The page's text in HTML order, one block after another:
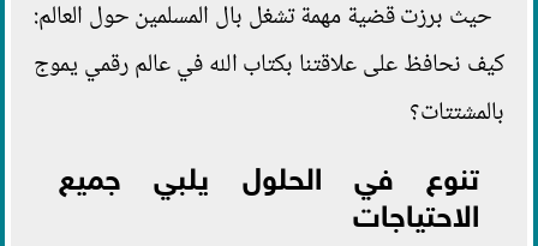
حيث برزت قضية مهمة تشغل بال المسلمين حول العالم:
كيف نحافظ على علاقتنا بكتاب الله في عالم رقمي يموج
بالمشتتات؟
تنوع في الحلول يلبي جميع
الاحتياجات